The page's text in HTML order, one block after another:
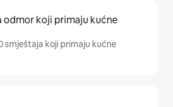
odmor koji primaju kućne
smještaja koji primaju kućne